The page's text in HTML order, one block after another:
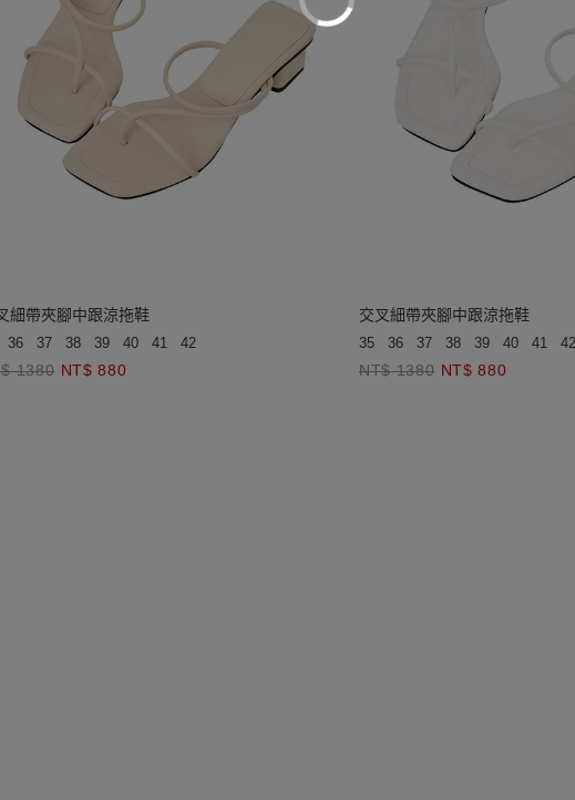
細帶夾腳中跟涼拖鞋
36 37 38 39 40 41 42
1380 NT$ 880
交叉細帶夾腳中跟涼拖鞋
35 36 37 38 39 40 41 42
NT$ 1380 NT$ 880